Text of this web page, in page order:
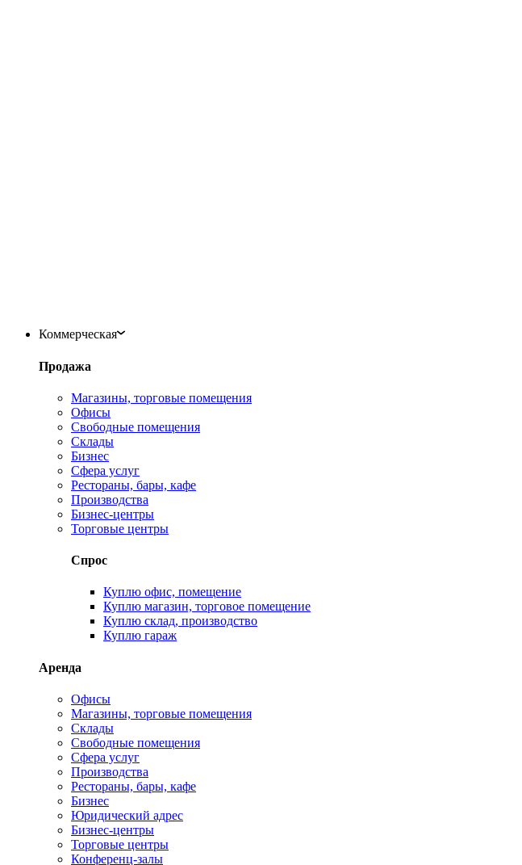
Коммерческая
Продажа
Магазины, торговые помещения
Офисы
Свободные помещения
Склады
Бизнес
Сфера услуг
Рестораны, бары, кафе
Производства
Бизнес-центры
Торговые центры
Спрос
Куплю офис, помещение
Куплю магазин, торговое помещение
Куплю склад, производство
Куплю гараж
Аренда
Офисы
Магазины, торговые помещения
Склады
Свободные помещения
Сфера услуг
Производства
Рестораны, бары, кафе
Бизнес
Юридический адрес
Бизнес-центры
Торговые центры
Конференц-залы